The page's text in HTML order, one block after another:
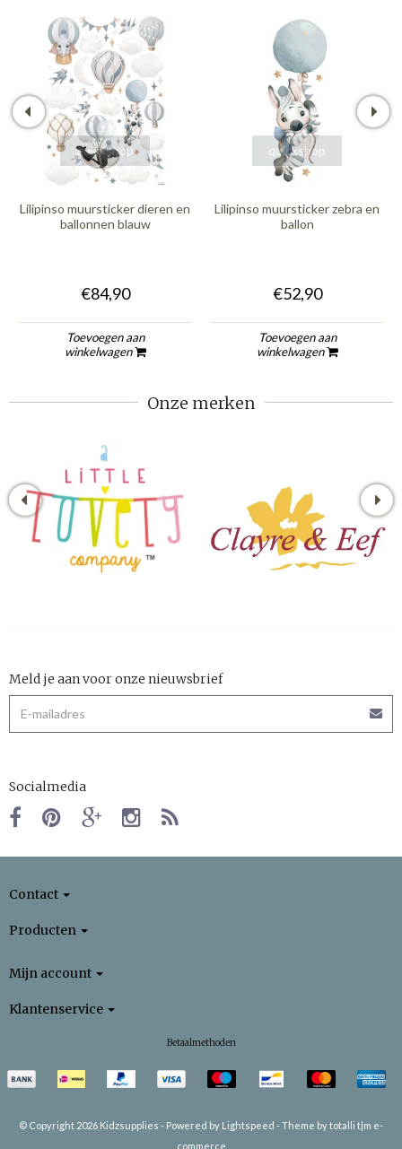
quickshop
Lilipinso muursticker dieren en
ballonnen blauw
€84,90
Toevoegen aan
winkelwagen
quickshop
Lilipinso muursticker zebra en
ballon
€52,90
Toevoegen aan
winkelwagen
Onze merken
Meld je aan voor onze nieuwsbrief
Socialmedia
Contact
Producten
Mijn account
Klantenservice
Betaalmethoden
© Copyright 2026 Kidzsupplies - Powered by Lightspeed -Theme by totalli t|m e-
commerce